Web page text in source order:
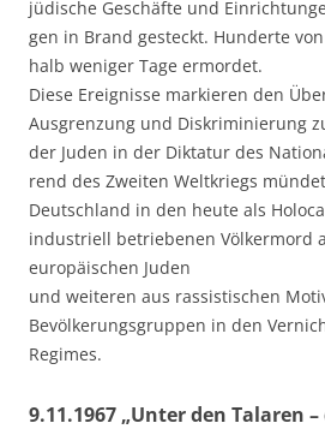
jüdi­sche Geschäf­te und
gen in Brand gesteckt. Hun­der­te
halb weni­ger Tage ermor­det.
Die­se Ereig­nis­se mar­kie­ren den
Aus­gren­zung und Dis­kri­mi­nie­rung
der Juden in der Dik­ta­tur des
rend des Zwei­ten Welt­kriegs
Deutsch­land in den heu­te als
indus­tri­ell betrie­be­nen Völ­ker­mord
euro­päi­schen Juden
und wei­te­ren aus ras­sis­ti­schen
Bevöl­ke­rungs­grup­pen in den
Regimes.
9.11.1967 „Unter den Talaren